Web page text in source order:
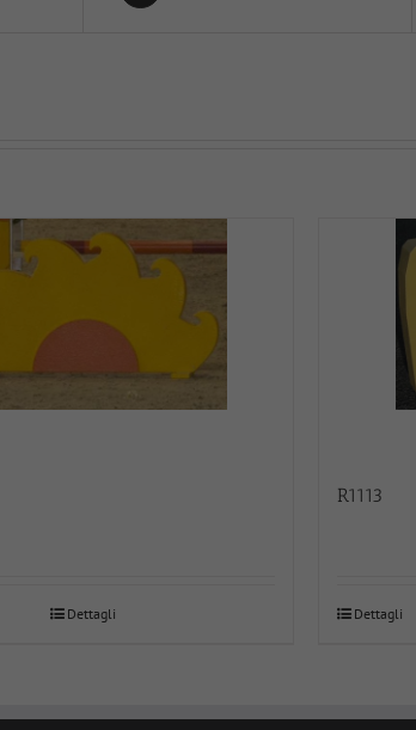
Dettagli
R1113
Dettagli